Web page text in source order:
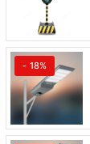
- 18%